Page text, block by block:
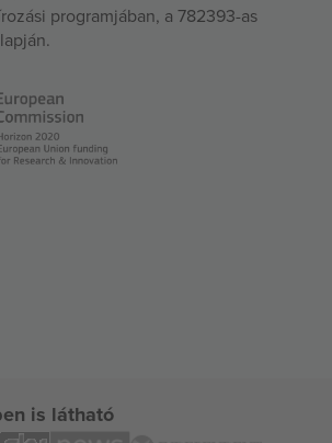
programjában, a 782393-as
is látható